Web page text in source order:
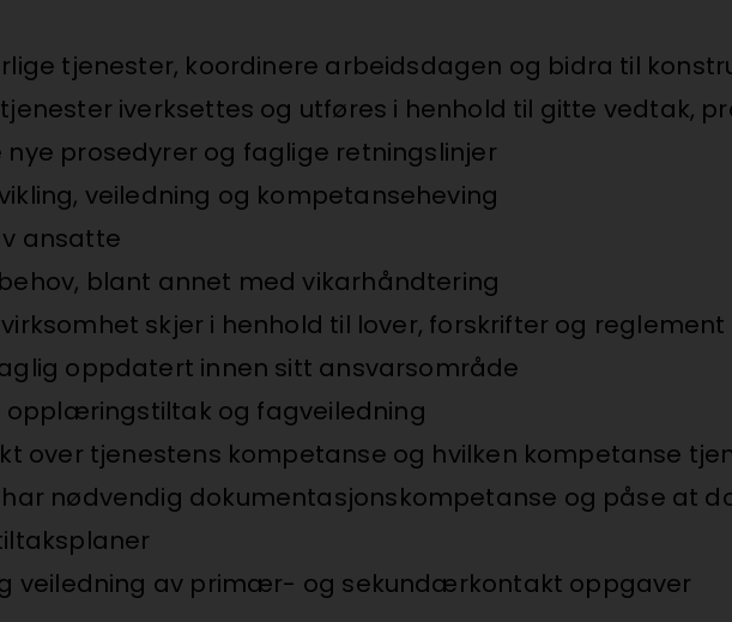
tjenester, koordinere arbeidsdagen og bidra til
iverksettes og utføres i henhold til gitte vedtak,
prosedyrer og faglige retningslinjer
veiledning og kompetanseheving
ansatte
blant annet med vikarhåndtering
skjer i henhold til lover, forskrifter og reglement
oppdatert innen sitt ansvarsområde
opplæringstiltak og fagveiledning
over tjenestens kompetanse og hvilken kompetanse
nødvendig dokumentasjonskompetanse og påse at
veiledning av primær- og sekundærkontakt oppgaver